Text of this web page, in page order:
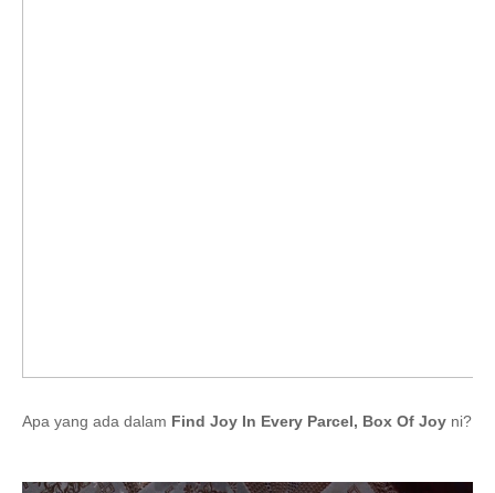
Apa yang ada dalam Find Joy In Every Parcel, Box Of Joy ni?